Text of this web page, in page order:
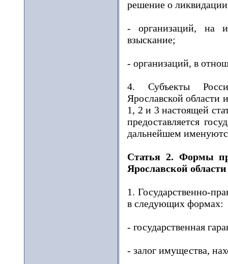
решение о
- организаций, на
взыскание;
- организаций, в
4. Субъекты
Ярославской области
1, 2 и 3 настоящей
предоставляется
дальнейшем
Статья 2. Формы
Ярославской области
1. Государственно-
в следующих формах:
- государственная
- залог имущества,